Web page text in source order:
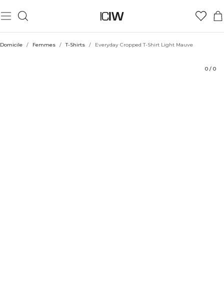
Domicile / Femmes / T-Shirts / Everyday Cropped T-Shirt Light Mauve
0 / 0